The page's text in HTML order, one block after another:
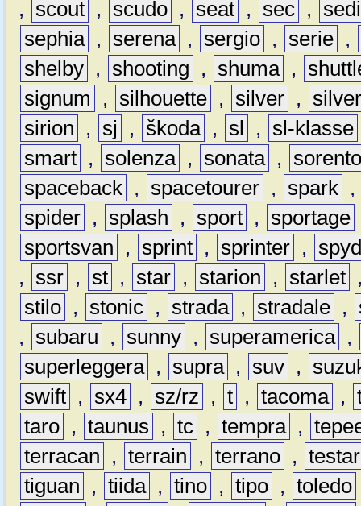
,
scout , scudo , seat , sec ,
sephia , serena , sergio , serie ,
shelby , shooting , shuma ,
signum
, silhouette , silver ,
sirion
, sj , škoda , sl , sl-klasse
smart , solenza , sonata ,
spaceback , spacetourer , spark ,
spider , splash , sport , sportage
sportsvan
, sprint , sprinter ,
,
ssr , st , star , starion , starlet
stilo , stonic , strada , stradale ,
,
subaru , sunny , superamerica ,
superleggera , supra , suv ,
swift , sx4 , sz/rz , t , tacoma ,
taro , taunus , tc , tempra ,
terracan
, terrain , terrano ,
tiguan
, tiida , tino , tipo , toledo